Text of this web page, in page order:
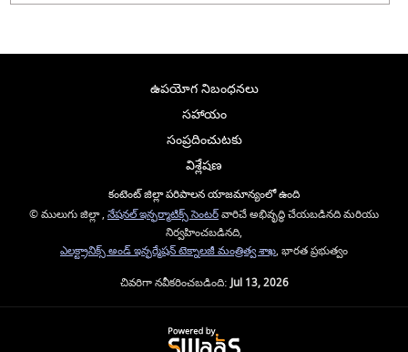
ఉపయోగ నిబంధనలు
సహాయం
సంప్రదించుటకు
విశ్లేషణ
కంటెంట్ జిల్లా పరిపాలన యాజమాన్యంలో ఉంది
© ములుగు జిల్లా , నేషనల్ ఇన్ఫర్మాటిక్స్ సెంటర్వారిచే అభివృద్ధి చేయబడినది మరియు
నిర్వహించబడినది,
ఎలక్ట్రానిక్స్ అండ్ ఇన్ఫర్మేషన్ టెక్నాలజీ మంత్రిత్వ శాఖ, భారత ప్రభుత్వం
చివరిగా నవీకరించబడింది:Jul 13, 2026